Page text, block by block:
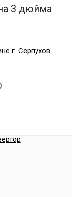
3 дюйма
г. Серпухов